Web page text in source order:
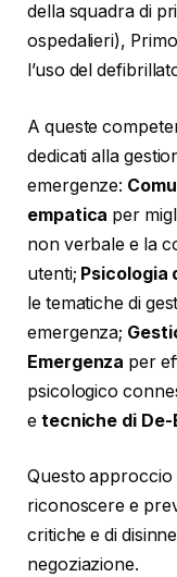
della squadra di
ospedalieri),
l’uso del
A queste
dedicati alla
emergenze:
empatica per
non verbale e la
utenti; Psicologia
le tematiche di
emergenza;
Emergenza per
psicologico
e tecniche di De-
Questo approccio
riconoscere e
critiche e di
negoziazione.